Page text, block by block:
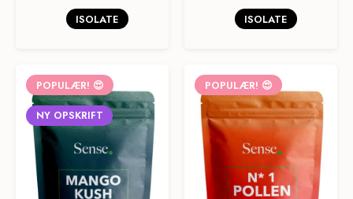
ISOLATE ISOLATE
POPULÆR! 😍
NY OPSKRIFT
POPULÆR! 😍